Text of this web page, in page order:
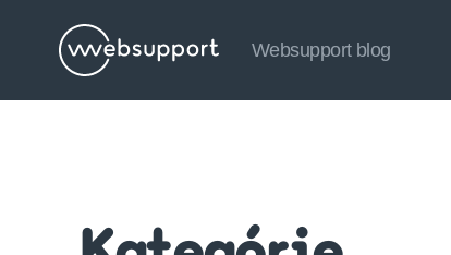
Websupport
Websupport blog